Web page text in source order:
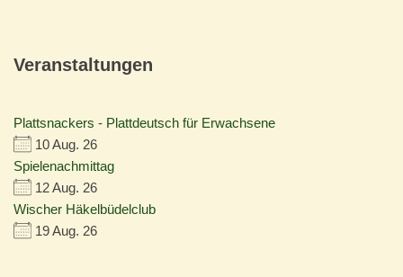
Veranstaltungen
Plattsnackers - Plattdeutsch für Erwachsene
10 Aug. 26
Spielenachmittag
12 Aug. 26
Wischer Häkelbüdelclub
19 Aug. 26